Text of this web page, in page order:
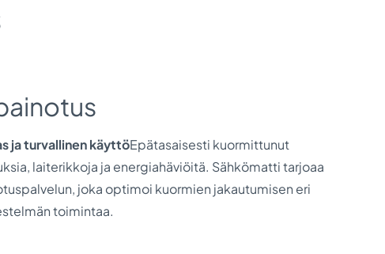
ja turvallinen käyttöEpätasaisesti kuormittunut
laiterikkoja ja energiahäviöitä. Sähkömatti tarjoaa
joka optimoi kuormien jakautumisen eri
toimintaa.